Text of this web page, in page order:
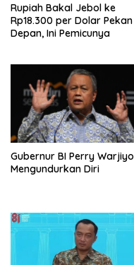
Rupiah Bakal Jebol ke
Rp18.300 per Dolar Pekan
Depan, Ini Pemicunya
Gubernur BI Perry Warjiyo
Mengundurkan Diri